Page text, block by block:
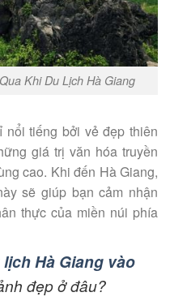
Khi Du Lịch Hà Giang
nổi tiếng bởi vẻ đẹp thiên
giá trị văn hóa truyền
cao. Khi đến Hà Giang,
sẽ giúp bạn cảm nhận
thực của miền núi phía
Hà Giang vào
đẹp ở đâu?